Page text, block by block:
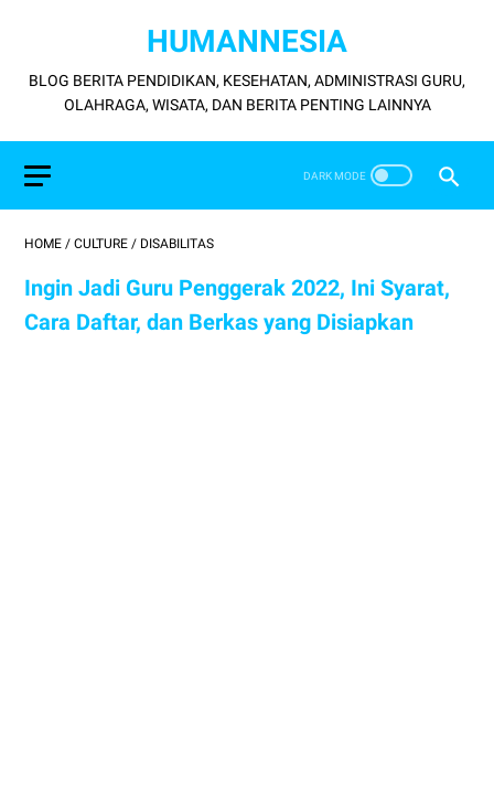
HUMANNESIA
BLOG BERITA PENDIDIKAN, KESEHATAN, ADMINISTRASI GURU,
OLAHRAGA, WISATA, DAN BERITA PENTING LAINNYA
HOME / CULTURE / DISABILITAS
Ingin Jadi Guru Penggerak 2022, Ini Syarat,
Cara Daftar, dan Berkas yang Disiapkan